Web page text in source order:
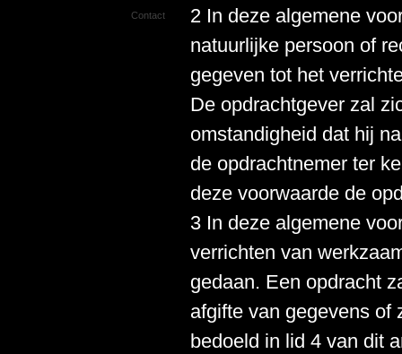
Contact
2 In deze algemene
natuurlijke persoon of
gegeven tot het
De opdrachtgever zal
omstandigheid dat hij
de opdrachtnemer ter
deze voorwaarde de
3 In deze algemene
verrichten van
gedaan. Een opdracht
afgifte van gegevens of
bedoeld in lid 4 van dit